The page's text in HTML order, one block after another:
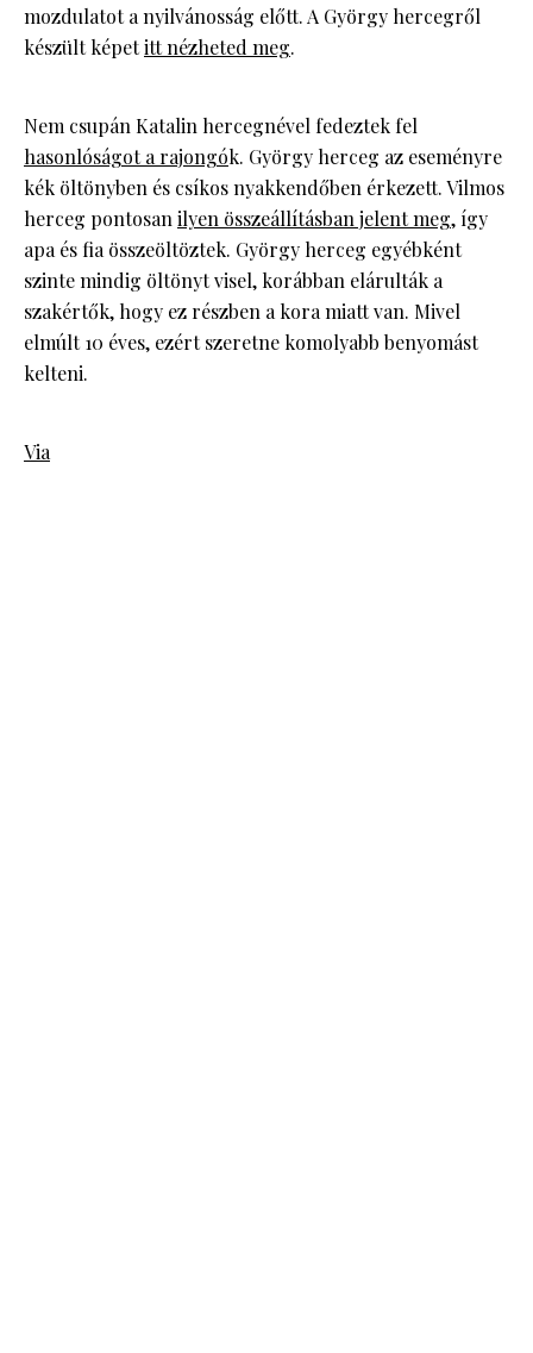
mozdulatot a nyilvánosság előtt. A György hercegről
készült képetitt nézheted meg.
Nem csupán Katalin hercegnével fedeztek fel
hasonlóságot a rajongók. György herceg az eseményre
kék öltönyben és csíkos nyakkendőben érkezett. Vilmos
herceg pontosanilyen összeállításban jelent meg, így
apa és fia összeöltöztek. György herceg egyébként
szinte mindig öltönyt visel, korábban elárulták a
szakértők, hogy ez részben a kora miatt van. Mivel
elmúlt 10 éves, ezért szeretne komolyabb benyomást
kelteni.
Via